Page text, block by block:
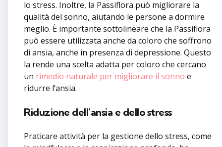
lo stress. Inoltre, la Passiflora può migliorare la
qualità del sonno, aiutando le persone a dormire
meglio. È importante sottolineare che la Passiflora
può essere utilizzata anche da coloro che soffrono
di ansia, anche in presenza di depressione. Questo
la rende una scelta adatta per coloro che cercano
un rimedio naturale per migliorare il sonno e
ridurre l’ansia.
Riduzione dell’ansia e dello stress
Praticare attività per la gestione dello stress, come